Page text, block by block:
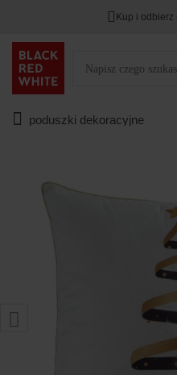
Kup i
poduszki dekoracyjne